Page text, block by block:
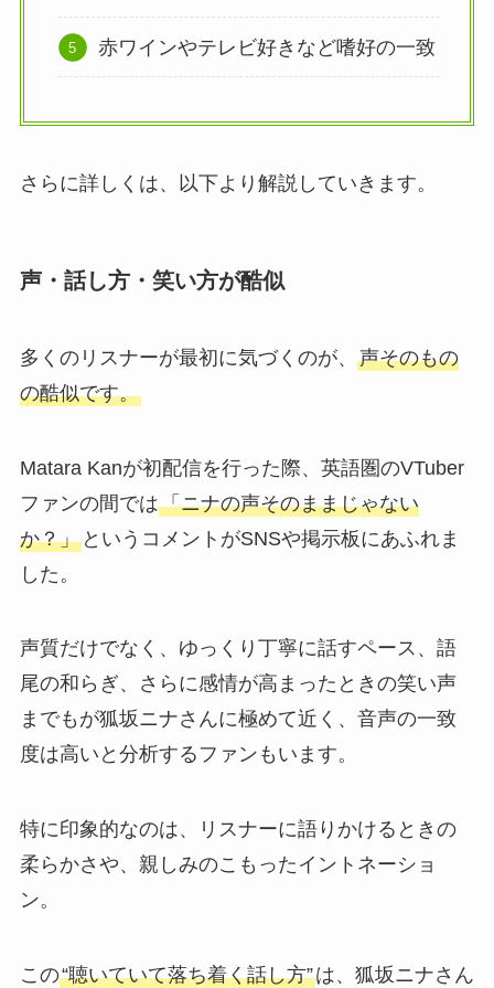
赤ワインやテレビ好きなど嗜好の一致
さらに詳しくは、以下より解説していきます。
声・話し方・笑い方が酷似
多くのリスナーが最初に気づくのが、 声そのもの
の酷似です。
Matara Kanが初配信を行った際、英語圏のVTuber
ファンの間では「ニナの声そのままじゃない
か？」というコメントがSNSや掲示板にあふれま
した。
声質だけでなく、ゆっくり丁寧に話すペース、語
尾の和らぎ、さらに感情が高まったときの笑い声
までもが狐坂ニナさんに極めて近く、音声の一致
度は高いと分析するファンもいます。
特に印象的なのは、リスナーに語りかけるときの
柔らかさや、親しみのこもったイントネーショ
ン。
この“聴いていて落ち着く話し方”は、狐坂ニナさん